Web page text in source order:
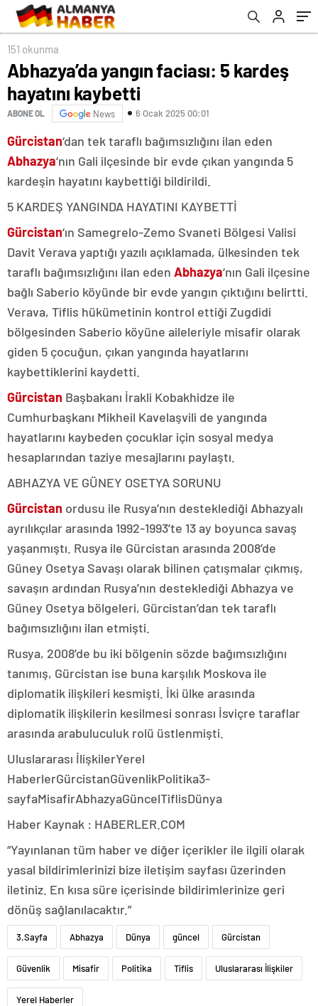
151 okunma
Abhazya’da yangın faciası: 5 kardeş
hayatını kaybetti
ABONE OL News 6 Ocak 2025 00:01
Gürcistan‘dan tek taraflı bağımsızlığını ilan eden
Abhazya‘nın Gali ilçesinde bir evde çıkan yangında 5
kardeşin hayatını kaybettiği bildirildi.
5 KARDEŞ YANGINDA HAYATINI KAYBETTİ
Gürcistan‘ın Samegrelo-Zemo Svaneti Bölgesi Valisi
Davit Verava yaptığı yazılı açıklamada, ülkesinden tek
taraflı bağımsızlığını ilan eden Abhazya‘nın Gali ilçesine
bağlı Saberio köyünde bir evde yangın çıktığını belirtti.
Verava, Tiflis hükümetinin kontrol ettiği Zugdidi
bölgesinden Saberio köyüne aileleriyle misafir olarak
giden 5 çocuğun, çıkan yangında hayatlarını
kaybettiklerini kaydetti.
Gürcistan Başbakanı İrakli Kobakhidze ile
Cumhurbaşkanı Mikheil Kavelaşvili de yangında
hayatlarını kaybeden çocuklar için sosyal medya
hesaplarından taziye mesajlarını paylaştı.
ABHAZYA VE GÜNEY OSETYA SORUNU
Gürcistan ordusu ile Rusya’nın desteklediği Abhazyalı
ayrılıkçılar arasında 1992-1993’te 13 ay boyunca savaş
yaşanmıştı. Rusya ile Gürcistan arasında 2008’de
Güney Osetya Savaşı olarak bilinen çatışmalar çıkmış,
savaşın ardından Rusya’nın desteklediği Abhazya ve
Güney Osetya bölgeleri, Gürcistan’dan tek taraflı
bağımsızlığını ilan etmişti.
Rusya, 2008’de bu iki bölgenin sözde bağımsızlığını
tanımış, Gürcistan ise buna karşılık Moskova ile
diplomatik ilişkileri kesmişti. İki ülke arasında
diplomatik ilişkilerin kesilmesi sonrası İsviçre taraflar
arasında arabuluculuk rolü üstlenmişti.
Uluslararası İlişkilerYerel
HaberlerGürcistanGüvenlikPolitika3-
sayfaMisafirAbhazyaGüncelTiflisDünya
Haber Kaynak : HABERLER.COM
“Yayınlanan tüm haber ve diğer içerikler ile ilgili olarak
yasal bildirimlerinizi bize iletişim sayfası üzerinden
iletiniz. En kısa süre içerisinde bildirimlerinize geri
dönüş sağlanılacaktır.”
3.Sayfa Abhazya Dünya güncel Gürcistan
Güvenlik Misafir Politika Tiflis Uluslararası İlişkiler
Yerel Haberler